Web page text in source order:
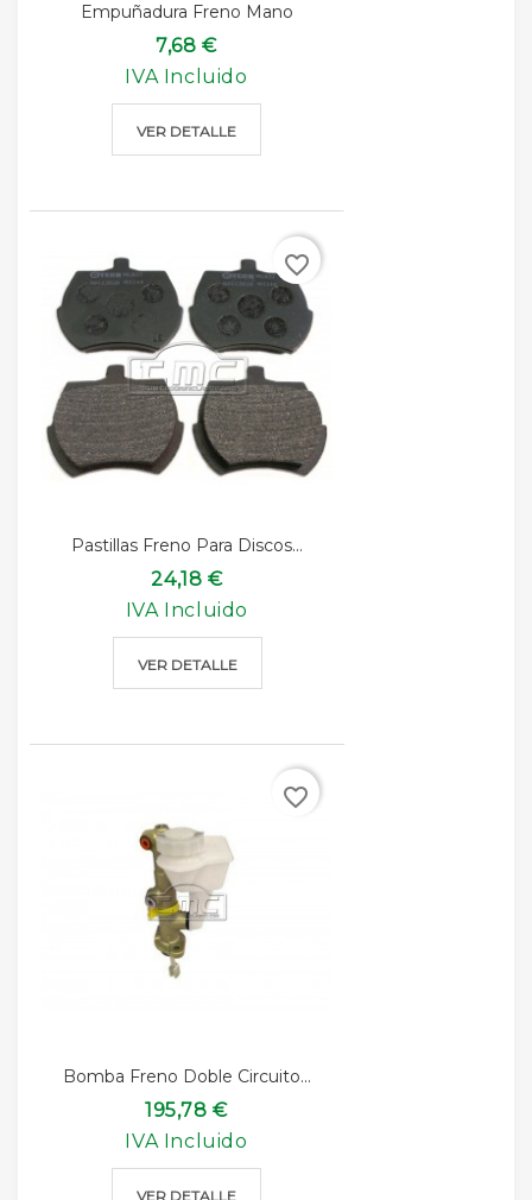
Empuñadura Freno Mano
7,68 €
IVA Incluido
VER DETALLE
Pastillas Freno Para Discos...
24,18 €
IVA Incluido
VER DETALLE
favorite_border
Bomba Freno Doble Circuito...
195,78 €
IVA Incluido
VER DETALLE
favorite_border